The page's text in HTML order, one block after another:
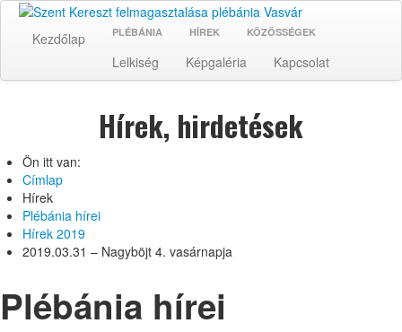
Kezdőlap PLÉBÁNIA HÍREK KÖZÖSSÉGEK
Lelkiség Képgaléria Kapcsolat
Hírek, hirdetések
Ön itt van:
Címlap
Hírek
Plébánia hírei
Hírek 2019
2019.03.31 – Nagyböjt 4. vasárnapja
Plébánia hírei